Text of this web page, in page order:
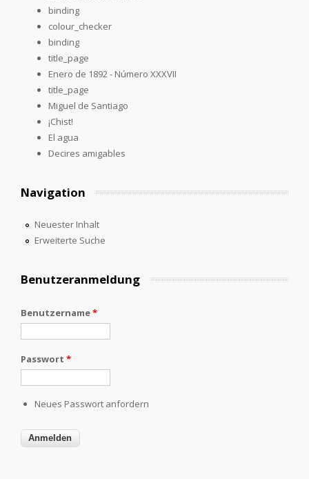
binding
colour_checker
binding
title_page
Enero de 1892 - Número XXXVII
title_page
Miguel de Santiago
¡Chist!
El agua
Decires amigables
Navigation
Neuester Inhalt
Erweiterte Suche
Benutzeranmeldung
Benutzername*
Passwort *
Neues Passwort anfordern